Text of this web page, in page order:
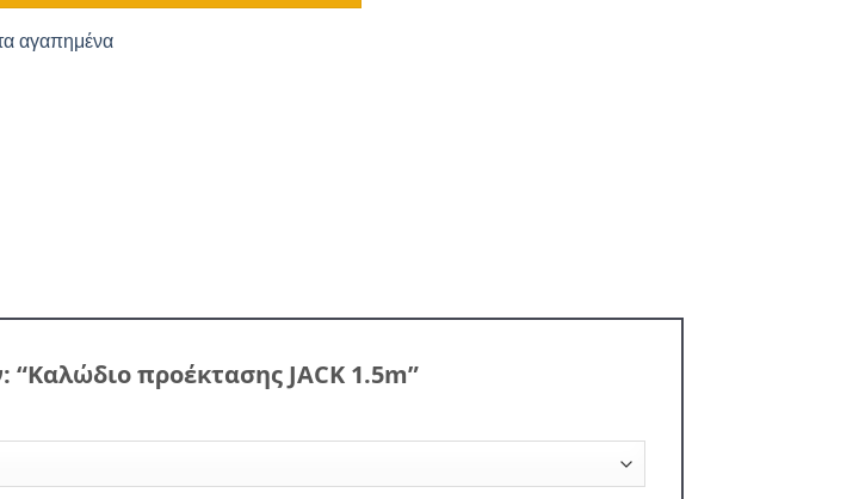
αγαπημένα
προέκτασης JACK 1.5m”